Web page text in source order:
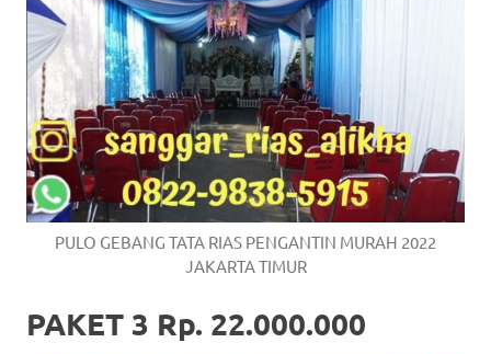
PULO GEBANG TATA RIAS PENGANTIN MURAH 2022
JAKARTA TIMUR
PAKET 3 Rp. 22.000.000